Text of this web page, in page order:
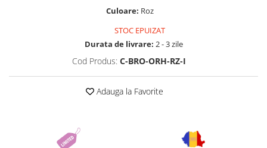
Culoare: Roz
STOC EPUIZAT
Durata de livrare: 2 - 3 zile
Cod Produs: C-BRO-ORH-RZ-I
Adauga la Favorite